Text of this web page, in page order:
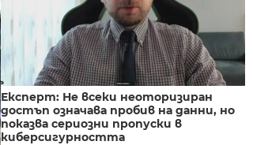
Експерт: Не всеки неоторизиран
достъп означава пробив на данни, но
показва сериозни пропуски в
киберсигурността